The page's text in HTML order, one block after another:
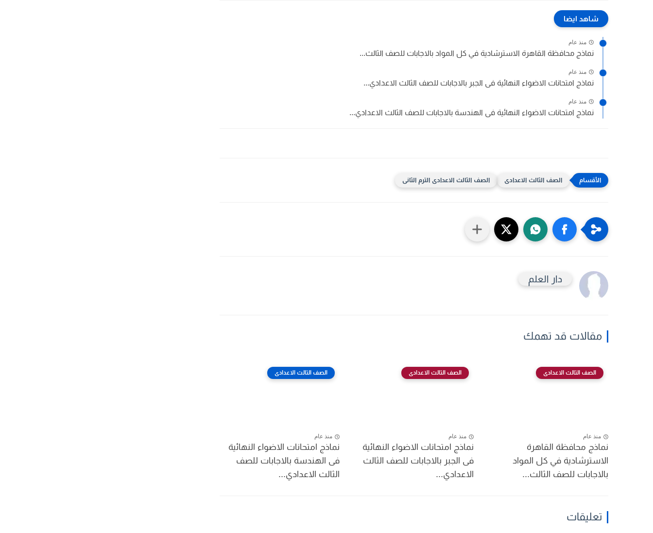
شاهد ايضا
منذ عام
نماذج محافظة القاهرة الاسترشادية في كل المواد بالاجابات للصف الثالث...
منذ عام
نماذج امتحانات الاضواء النهائية فى الجبر بالاجابات للصف الثالث الاعدادي...
منذ عام
نماذج امتحانات الاضواء النهائية فى الهندسة بالاجابات للصف الثالث الاعدادي...
الصف الثالث الاعدادى الصف الثالث الاعدادى الترم الثانى
دار العلم
مقالات قد تهمك
الصف الثالث الاعدادى
منذ عام
نماذج محافظة القاهرة
الاسترشادية في كل المواد
بالاجابات للصف الثالث...
الصف الثالث الاعدادى
منذ عام
نماذج امتحانات الاضواء النهائية
فى الجبر بالاجابات للصف الثالث
الاعدادي...
الصف الثالث الاعدادى
منذ عام
نماذج امتحانات الاضواء النهائية
فى الهندسة بالاجابات للصف
الثالث الاعدادي...
تعليقات